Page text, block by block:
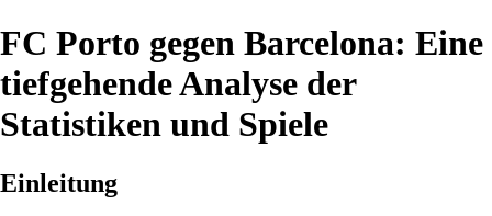
FC Porto gegen Barcelona: Eine
tiefgehende Analyse der
Statistiken und Spiele
Einleitung